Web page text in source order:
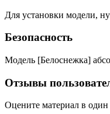
Для установки модели,
Безопасность
Модель [Белоснежка]
Отзывы
Оцените материал в один